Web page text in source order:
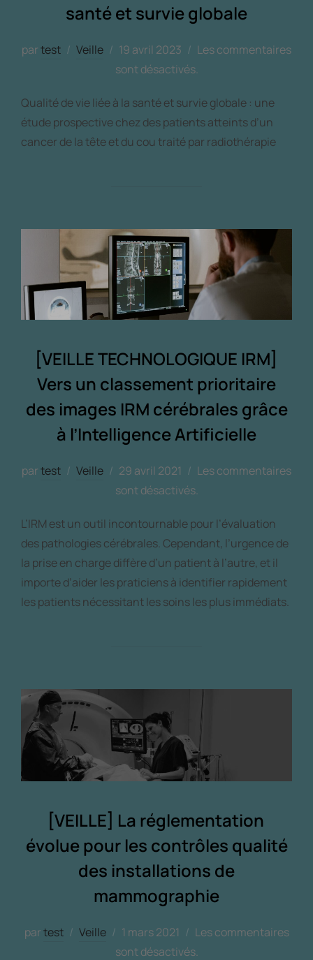
santé et survie globale
partest Veille 19 avril 2023
Les commentaires
sont désactivés.
Qualité de vie liée à la santé et survie globale : une
étude prospective chez des patients atteints d’un
cancer de la tête et du cou traité par radiothérapie
[VEILLE TECHNOLOGIQUE IRM]
Vers un classement prioritaire
des images IRM cérébrales grâce
à l’Intelligence Artificielle
partest Veille 29 avril 2021
Les commentaires
sont désactivés.
L’IRM est un outil incontournable pour l’évaluation
des pathologies cérébrales. Cependant, l’urgence de
la prise en charge diffère d’un patient à l’autre, et il
importe d’aider les praticiens à identifier rapidement
les patients nécessitant les soins les plus immédiats.
[VEILLE] La réglementation
évolue pour les contrôles qualité
des installations de
mammographie
partest Veille 1 mars 2021
Les commentaires
sont désactivés.